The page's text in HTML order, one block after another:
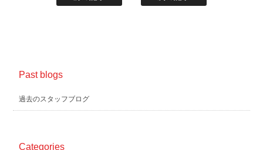
Past blogs
過去のスタッフブログ
Categories